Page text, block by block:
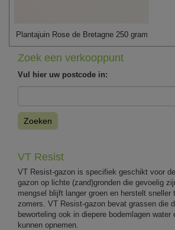
Plantajuin Rose de Bretagne 250 gram
Zoek een verkooppunt
Vul hier uw postcode in:
Zoeken
VT Resist
VT Resist-gazon is specifiek geschikt voor
gazon op lichte (zand)gronden die gevoelig
mengsel blijft langer groen en herstelt sneller
zomers. VT Resist-gazon bevat grassen die
beworteling ook in diepere bodemlagen water
kunnen opnemen.